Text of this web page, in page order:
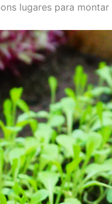
lugares para montar